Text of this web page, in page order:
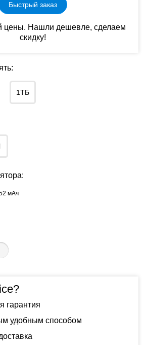
Быстрый заказ
цены. Нашли дешевле, сделаем
скидку!
1ТБ
мАч
гарантия
удобным способом